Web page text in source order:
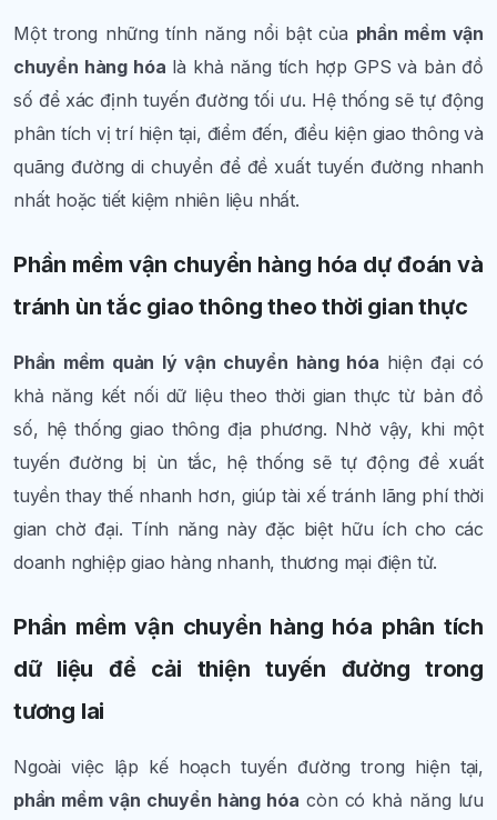
Một trong những tính năng nổi bật của phần mềm vận
chuyển hàng hóa là khả năng tích hợp GPS và bản đồ
số để xác định tuyến đường tối ưu. Hệ thống sẽ tự động
phân tích vị trí hiện tại, điểm đến, điều kiện giao thông và
quãng đường di chuyển để đề xuất tuyến đường nhanh
nhất hoặc tiết kiệm nhiên liệu nhất.
Phần mềm vận chuyển hàng hóa dự đoán và
tránh ùn tắc giao thông theo thời gian thực
Phần mềm quản lý vận chuyển hàng hóa hiện đại có
khả năng kết nối dữ liệu theo thời gian thực từ bản đồ
số, hệ thống giao thông địa phương. Nhờ vậy, khi một
tuyến đường bị ùn tắc, hệ thống sẽ tự động đề xuất
tuyền thay thế nhanh hơn, giúp tài xế tránh lãng phí thời
gian chờ đại. Tính năng này đặc biệt hữu ích cho các
doanh nghiệp giao hàng nhanh, thương mại điện tử.
Phần mềm vận chuyển hàng hóa phân tích
dữ liệu để cải thiện tuyến đường trong
tương lai
Ngoài việc lập kế hoạch tuyến đường trong hiện tại,
phần mềm vận chuyển hàng hóa còn có khả năng lưu